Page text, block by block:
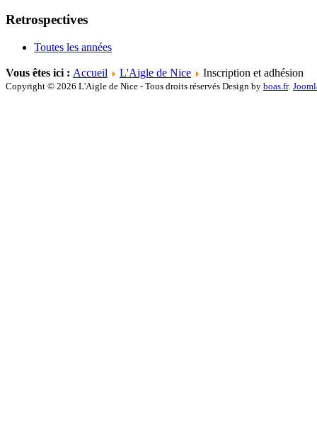
Retrospectives
Toutes les années
Vous êtes ici : Accueil L'Aigle de Nice Inscription et adhésion
Copyright © 2026 L'Aigle de Nice - Tous droits réservés Design by boas.fr.